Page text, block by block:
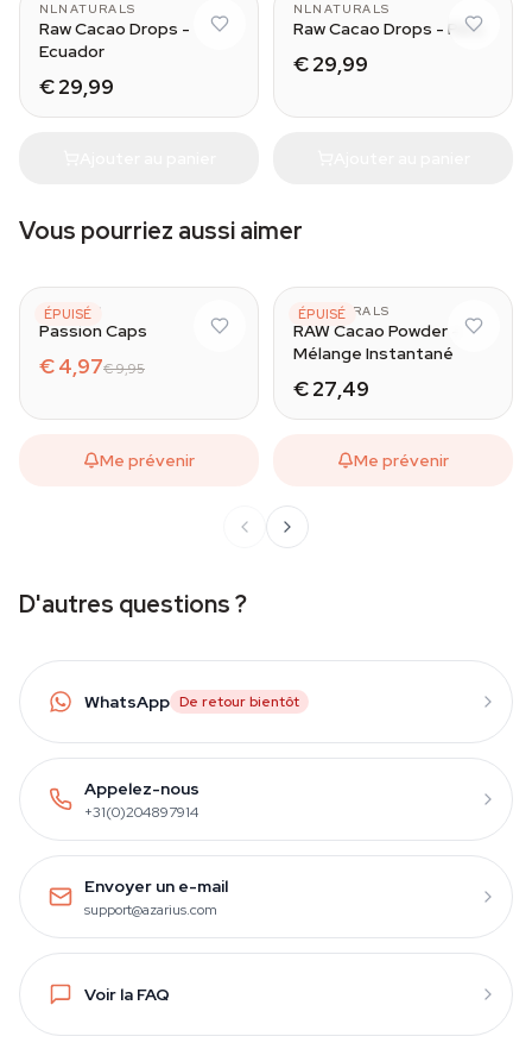
NLNATURALS
Raw Cacao Drops -
Ecuador
€ 29,99
NLNATURALS
Raw Cacao Drops - Peru
€ 29,99
Vous pourriez aussi aimer
ÉPUISÉ
AZARIUS
Passion Caps
€ 4,97€ 9,95
Me prévenir
ÉPUISÉ
NLNATURALS
RAW Cacao Powder -
Mélange Instantané
€ 27,49
Me prévenir
D'autres questions ?
WhatsApp De retour bientôt
Appelez-nous
+31(0)204897914
Envoyer un e-mail
support@azarius.com
Voir la FAQ